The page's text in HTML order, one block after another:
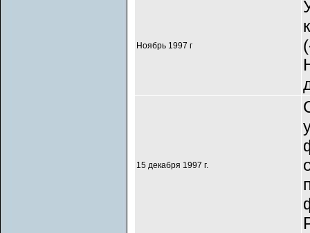
Ноябрь 1997 г
15 декабря 1997 г.